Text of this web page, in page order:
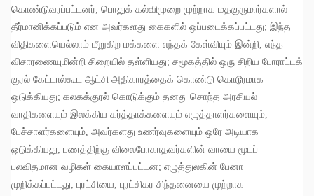
கொண்டுவரப்பட்டனர்; பொதுக் கல்விமுறை முற்றாக மதகுருமார்களால்
தீர்மானிக்கப்படும் என அவர்களது கைகளில் ஒப்படைக்கப்பட்டது; இந்த
விதிகளையெல்லாம் மீறுகிற மக்களை எந்தக் கேள்வியும் இன்றி, எந்த
விசாரணையுமின்றி சிறையில் தள்ளியது; சமூகத்தில் ஒரு சிறிய போராட்டக்
குரல் கேட்டால்கூட ஆட்சி அதிகாரத்தைக் கொண்டு கொடூரமாக
ஒடுக்கியது; கலகக்குரல் கொடுக்கும் தனது சொந்த அரசியல்
வாதிகளையும் இலக்கிய கர்த்தாக்களையும் எழுத்தாளர்களையும்,
பேச்சாளர்களையும், அவர்களது உணர்வுகளையும் ஒரே அடியாக
ஒடுக்கியது; பணத்திற்கு விலைபோகாதவர்களின் வாயை மூடப்
பலவிதமான வழிகள் கையாளப்பட்டன; எழுத்துலகின் பேனா
முறிக்கப்பட்டது; புரட்சியை, புரட்சிகர சிந்தனையை முற்றாக